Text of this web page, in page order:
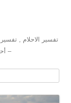
تفسير الاحلام ,
–